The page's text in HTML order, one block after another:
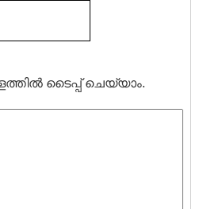
ടൈപ്പ് ചെയ്യാം.